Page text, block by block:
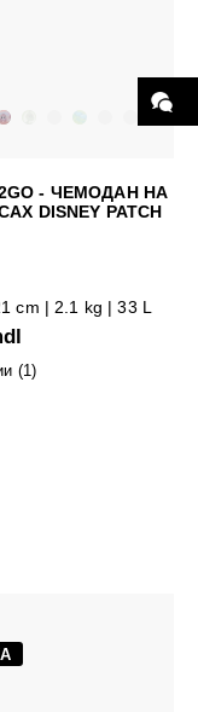
- ЧЕМОДАН НА
DISNEY PATCH
cm | 2.1 kg | 33 L
(1)